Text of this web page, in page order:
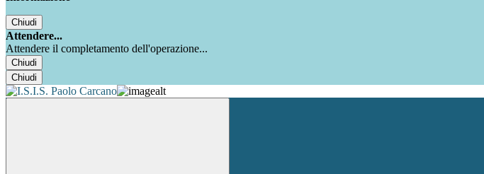
Chiudi
Attendere...
Attendere il completamento dell'operazione...
Chiudi
Chiudi